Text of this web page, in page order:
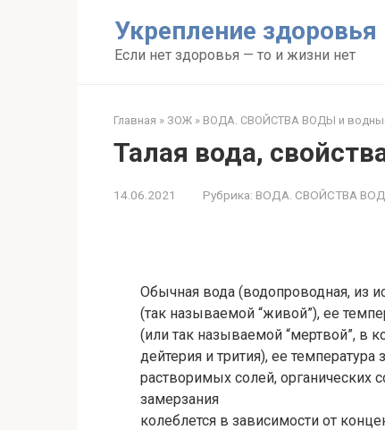
Укрепление здоровья
Если нет здоровья — то и жизни нет
Главная » ЗОЖ » ВОДА. СВОЙСТВА ВОДЫ и
Талая вода,
14.06.2021 Рубрика: ВОДА. СВОЙСТВА
Обычная вода (водопроводная, из
(так называемой “живой”), ее
(или так называемой “мертвой”, в
дейтерия и трития), ее
растворимых солей, органических
замерзания
колеблется в зависимости от